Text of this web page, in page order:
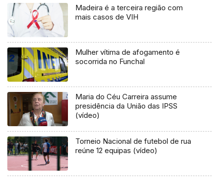
Madeira é a terceira região com
mais casos de VIH
Mulher vítima de afogamento é
socorrida no Funchal
Maria do Céu Carreira assume
presidência da União das IPSS
(vídeo)
Torneio Nacional de futebol de rua
reúne 12 equipas (vídeo)